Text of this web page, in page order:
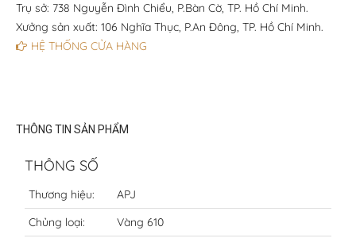
Trụ sở: 738 Nguyễn Đình Chiểu, P.Bàn Cờ, TP. Hồ Chí Minh.
Xưởng sản xuất: 106 Nghĩa Thục, P.An Đông, TP. Hồ Chí Minh.
HỆ THỐNG CỬA HÀNG
THÔNG TIN SẢN PHẨM
THÔNG SỐ
Thương hiệu:
APJ
Chủng loại:
Vàng 610